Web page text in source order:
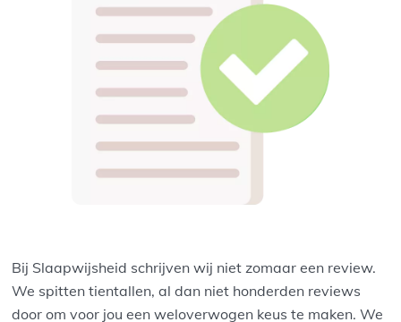
Bij Slaapwijsheid schrijven wij niet zomaar een review.
We spitten tientallen, al dan niet honderden reviews
door om voor jou een weloverwogen keus te maken. We